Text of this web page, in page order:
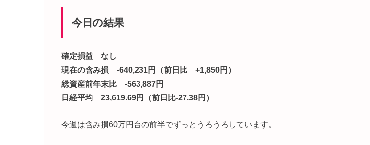
今日の結果
確定損益 なし
現在の含み損 -640,231円（前日比 +1,850円）
総資産前年末比 -563,887円
日経平均 23,619.69円（前日比-27.38円）
今週は含み損60万円台の前半でずっとうろうろしています。